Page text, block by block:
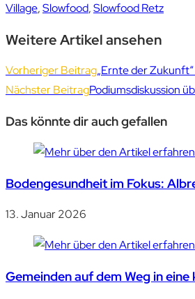
Village,Slowfood,Slowfood Retz
Weitere Artikel ansehen
Vorheriger Beitrag„Ernte der
Nächster BeitragPodiumsdiskussion
Das könnte dir auch gefallen
Bodengesundheit im Fokus:
13. Januar 2026
Gemeinden auf dem Weg in